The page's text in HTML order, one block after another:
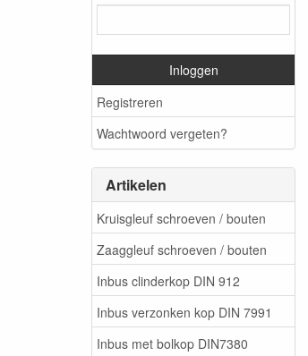
Inloggen
Registreren
Wachtwoord vergeten?
Artikelen
Kruisgleuf schroeven / bouten
Zaaggleuf schroeven / bouten
Inbus clinderkop DIN 912
Inbus verzonken kop DIN 7991
Inbus met bolkop DIN7380